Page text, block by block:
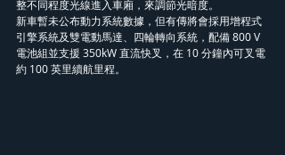
整不同程度光線進入車廂，來調節光暗度。
新車暫未公布動力系統數據，但有傳將會採用增程式
引擎系統及雙電動馬達、四輪轉向系統，配備 800 V
電池組並支援 350kW 直流快叉，在 10 分鐘內可叉電
約 100 英里續航里程。